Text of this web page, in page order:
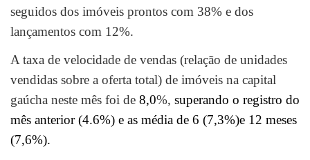
seguidos dos imóveis prontos com 38% e dos
lançamentos com 12%.
A taxa de velocidade de vendas (relação de unidades
vendidas sobre a oferta total) de imóveis na capital
gaúcha neste mês foi de 8,0%, superando o registro do
mês anterior (4.6%) e as média de 6 (7,3%)e 12 meses
(7,6%).